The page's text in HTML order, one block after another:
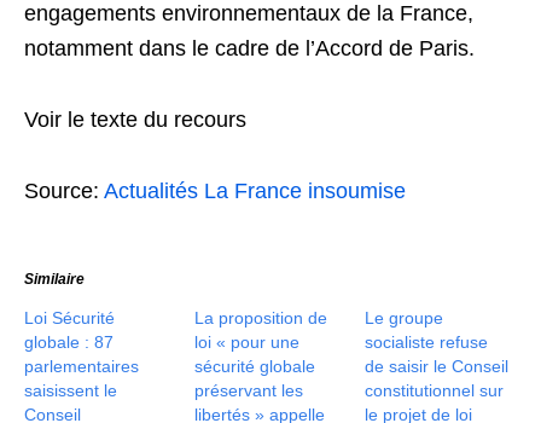
engagements environnementaux de la France,
notamment dans le cadre de l’Accord de Paris.
Voir le texte du recours
Source: Actualités La France insoumise
Similaire
Loi Sécurité
globale : 87
parlementaires
saisissent le
Conseil
La proposition de
loi « pour une
sécurité globale
préservant les
libertés » appelle
Le groupe
socialiste refuse
de saisir le Conseil
constitutionnel sur
le projet de loi